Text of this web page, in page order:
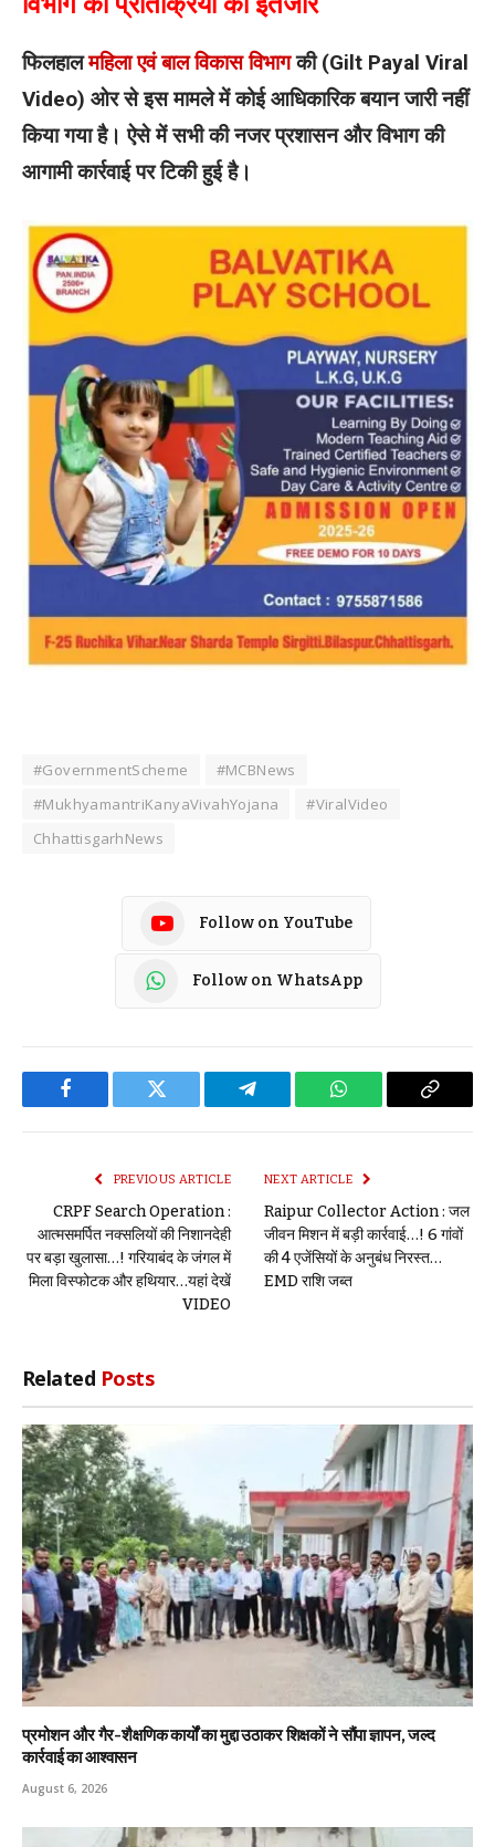
फिलहालमहिला एवं बाल विकास विभागकी (Gilt Payal Viral
Video) ओर से इस मामले में कोई आधिकारिक बयान जारी नहीं
किया गया है। ऐसे में सभी की नजर प्रशासन और विभाग की
आगामी कार्रवाई पर टिकी हुई है।
#GovernmentScheme
#MCBNews
#MukhyamantriKanyaVivahYojana
#ViralVideo
ChhattisgarhNews
Follow on YouTube
Follow on WhatsApp
Facebook Twitter Telegram WhatsApp Copy
PREVIOUS ARTICLE
CRPF Search Operation :
आत्मसमर्पित नक्सलियों की निशानदेही
पर बड़ा खुलासा…! गरियाबंद के जंगल में
मिला विस्फोटक और हथियार…यहां देखें
VIDEO
NEXT ARTICLE
Raipur Collector Action : जल
जीवन मिशन में बड़ी कार्रवाई…! 6 गांवों
की 4 एजेंसियों के अनुबंध निरस्त…
EMD राशि जब्त
Related Posts
प्रमोशन और गैर-शैक्षणिक कार्यों का मुद्दा उठाकर शिक्षकों ने सौंपा ज्ञापन, जल्द
कार्रवाई का आश्वासन
August 6, 2026